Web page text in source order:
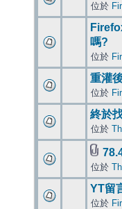
位於
嗎?
位於
重灌
位於
終於
位於
位於
YT留
位於